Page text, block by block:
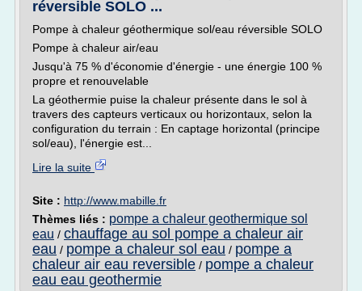
réversible SOLO ...
Pompe à chaleur géothermique sol/eau réversible SOLO
Pompe à chaleur air/eau
Jusqu'à 75 % d'économie d'énergie - une énergie 100 %
propre et renouvelable
La géothermie puise la chaleur présente dans le sol à
travers des capteurs verticaux ou horizontaux, selon la
configuration du terrain : En captage horizontal (principe
sol/eau), l'énergie est...
Lire la suite
Site : http://www.mabille.fr
Thèmes liés : pompe a chaleur geothermique sol
eau / chauffage au sol pompe a chaleur air
eau / pompe a chaleur sol eau / pompe a
chaleur air eau reversible / pompe a chaleur
eau eau geothermie